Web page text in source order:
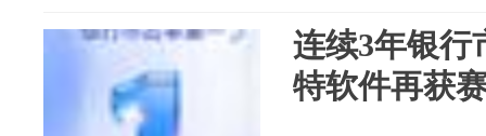
连续3年银行
特软件再获